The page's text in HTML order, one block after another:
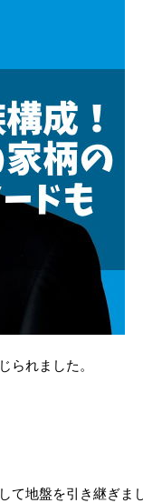
られました。
地盤を引き継ぎまし